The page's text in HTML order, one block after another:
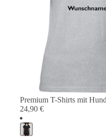
Premium T-Shirts mit
24,90 €